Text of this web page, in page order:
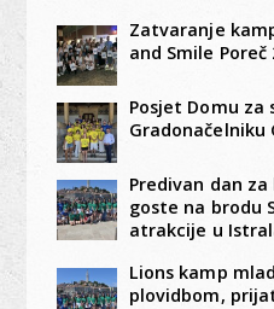
Zatvaranje
and Smile Poreč
Posjet Domu za
Gradonačelniku
Predivan dan
goste na brodu
atrakcije u
Lions kamp
plovidbom,